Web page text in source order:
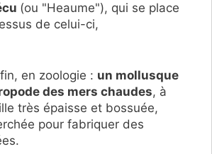
(ou "Heaume"), qui se place
de celui-ci,
en zoologie : un mollusque
des mers chaudes, à
très épaisse et bossuée,
pour fabriquer des